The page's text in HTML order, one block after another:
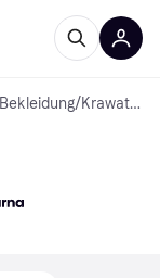
Bekleidung/ Krawatten